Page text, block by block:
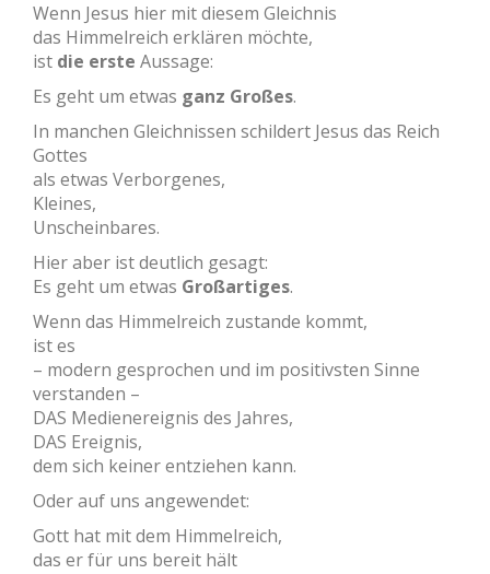
Wenn Jesus hier mit diesem Gleichnis
das Himmelreich erklären möchte,
ist die erste Aussage:
Es geht um etwas ganz Großes.
In manchen Gleichnissen schildert Jesus das Reich
Gottes
als etwas Verborgenes,
Kleines,
Unscheinbares.
Hier aber ist deutlich gesagt:
Es geht um etwas Großartiges.
Wenn das Himmelreich zustande kommt,
ist es
– modern gesprochen und im positivsten Sinne
verstanden –
DAS Medienereignis des Jahres,
DAS Ereignis,
dem sich keiner entziehen kann.
Oder auf uns angewendet:
Gott hat mit dem Himmelreich,
das er für uns bereit hält